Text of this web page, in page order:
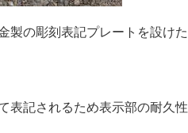
製の彫刻表記プレートを設けた
表記されるため表示部の耐久性